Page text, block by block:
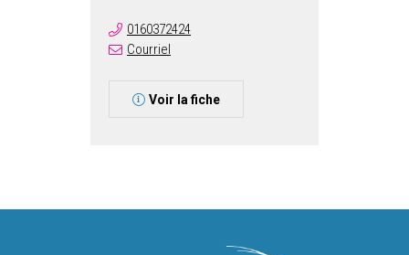
0160372424
Courriel
Voir la fiche